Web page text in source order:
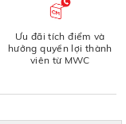
Ưu đãi tích điểm và
hưởng quyền lợi thành
viên từ MWC